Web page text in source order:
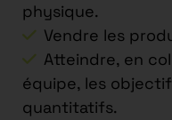
physique.
Vendre les
Atteindre, en
équipe, les
quantitatifs.